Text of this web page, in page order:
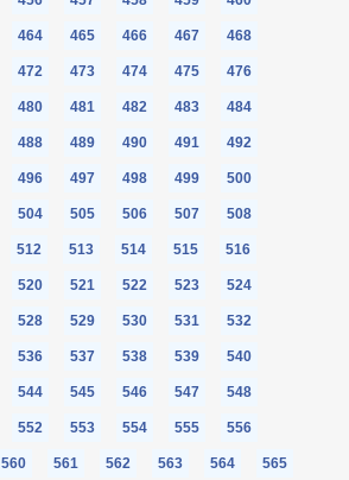
464 465 466 467 468
472 473 474 475 476
480 481 482 483 484
488 489 490 491 492
496 497 498 499 500
504 505 506 507 508
512 513 514 515 516
520 521 522 523 524
528 529 530 531 532
536 537 538 539 540
544 545 546 547 548
552 553 554 555 556
560 561 562 563 564 565